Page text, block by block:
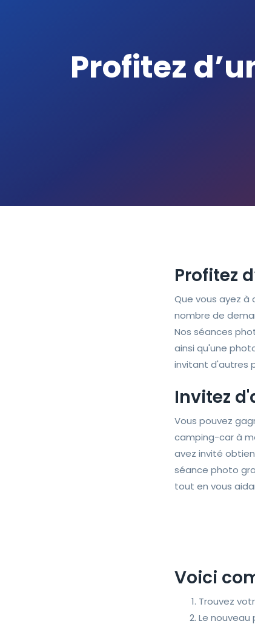
Profitez
Profitez
Que vous ayez
nombre de
Nos séances
ainsi qu'une
invitant d'autres
Invitez
Vous pouvez
camping-car à
avez invité
séance photo
tout en vous
Voici
Trouvez
Le